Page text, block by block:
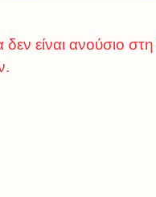
είναι ανούσιο